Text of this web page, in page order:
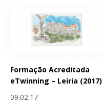
Formação Acreditada
eTwinning – Leiria (2017)
09.02.17